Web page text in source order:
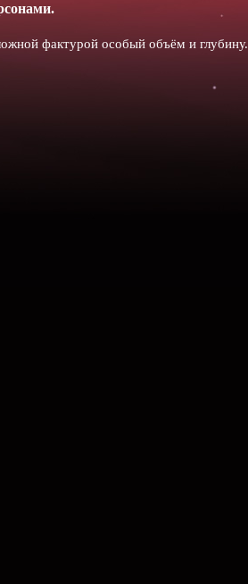
фактурой особый объём и глубину.